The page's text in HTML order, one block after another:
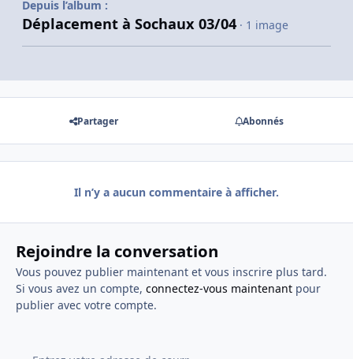
Depuis l’album :
Déplacement à Sochaux 03/04 · 1 image
Partager Abonnés
Il n’y a aucun commentaire à afficher.
Rejoindre la conversation
Vous pouvez publier maintenant et vous inscrire plus tard.
Si vous avez un compte, connectez-vous maintenantpour
publier avec votre compte.